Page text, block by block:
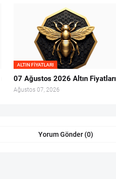
ALTIN FIYATLARI
07 Ağustos 2026 Altın Fiyatları
Ağustos 07, 2026
Yorum Gönder (0)